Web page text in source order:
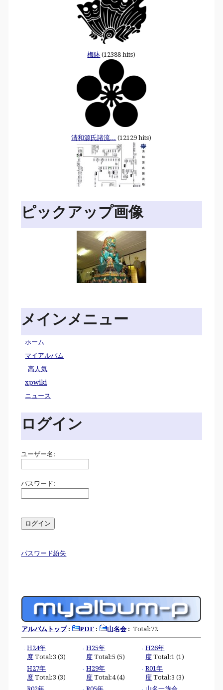
梅鉢 (12388 hits)
清和源氏諸流... (12129 hits)
ピックアップ画像
メインメニュー
ホーム
マイアルバム
高人気
xpwiki
ニュース
ログイン
ユーザー名:
パスワード:
パスワード紛失
アルバムトップ: PDF : 山名会 : Total:72
H24年
度 Total:3 (3)
H25年
度 Total:5 (5)
H26年
度 Total:1 (1)
H27年
度 Total:3 (3)
H29年
度 Total:4 (4)
R01年
度 Total:3 (3)